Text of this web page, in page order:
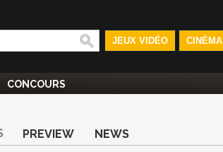
JEUX VIDÉO CINÉMA
CONCOURS
PREVIEW NEWS